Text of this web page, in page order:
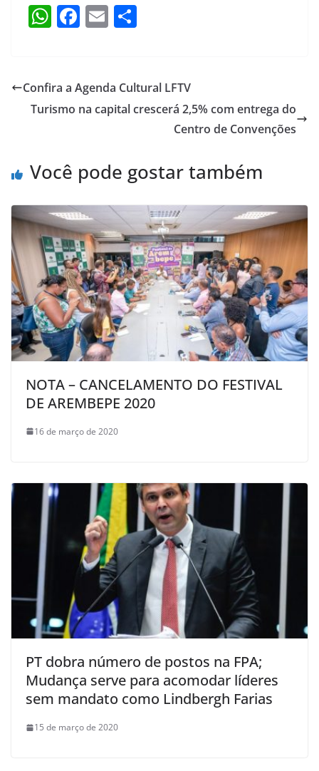
W
s
A
F
e
b
k
E
l e
Confira a Agenda Cultural LFTV
Turismo na capital crescerá 2,5% com entrega do
Centro de Convenções
Você pode gostar também
NOTA – CANCELAMENTO DO FESTIVAL
DE AREMBEPE 2020
16 de março de 2020
PT dobra número de postos na FPA;
Mudança serve para acomodar líderes
sem mandato como Lindbergh Farias
15 de março de 2020